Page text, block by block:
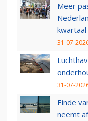
Meer
kwartaal
31-07-
31-07-
Einde
neemt